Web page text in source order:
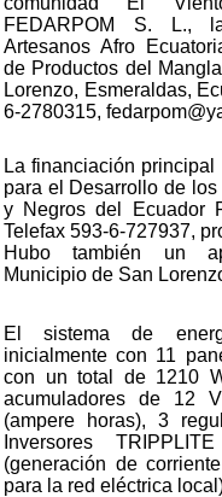
El sistema de
inicialmente con 11
con un total de 1210
acumuladores de 12
(ampere horas), 3
Inversores
(generación de
para la red eléctrica
FEDARPOM S. L.,
Artesanos Afro
de Productos del
Lorenzo, Esmeraldas,
6-2780315,
La financiación
para el Desarrollo de
y Negros del Ecuador
Telefax 593-6-727937,
Hubo también un
Municipio de San